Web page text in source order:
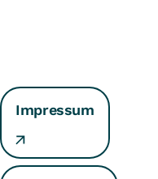
Impressum